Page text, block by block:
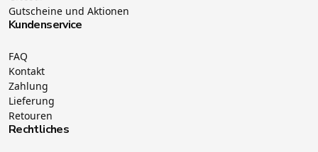
Gutscheine und Aktionen
Kundenservice
FAQ
Kontakt
Zahlung
Lieferung
Retouren
Rechtliches